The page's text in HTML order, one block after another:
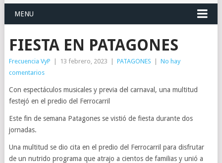
MENU
FIESTA EN PATAGONES
Frecuencia VyP 13 febrero, 2023 PATAGONES
No hay
comentarios
Con espectáculos musicales y previa del carnaval, una multitud
festejó en el predio del Ferrocarril
Este fin de semana Patagones se vistió de fiesta durante dos
jornadas.
Una multitud se dio cita en el predio del Ferrocarril para disfrutar
de un nutrido programa que atrajo a cientos de familias y unió a